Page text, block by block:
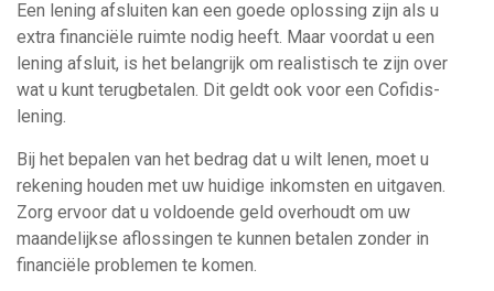
Een lening afsluiten kan een goede oplossing zijn als u
extra financiële ruimte nodig heeft. Maar voordat u een
lening afsluit, is het belangrijk om realistisch te zijn over
wat u kunt terugbetalen. Dit geldt ook voor een Cofidis-
lening.
Bij het bepalen van het bedrag dat u wilt lenen, moet u
rekening houden met uw huidige inkomsten en uitgaven.
Zorg ervoor dat u voldoende geld overhoudt om uw
maandelijkse aflossingen te kunnen betalen zonder in
financiële problemen te komen.